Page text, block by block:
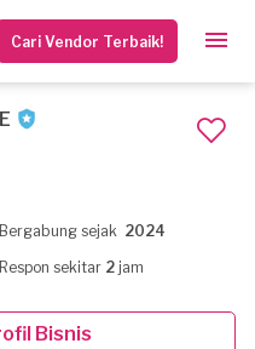
Cari Vendor Terbaik!
Bergabung sejak 2024
Respon sekitar 2jam
Bisnis